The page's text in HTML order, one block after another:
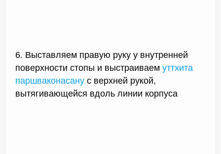
6. Выставляем правую руку у внутренней
поверхности стопы и выстраиваем уттхита
паршваконасану с верхней рукой,
вытягивающейся вдоль линии корпуса